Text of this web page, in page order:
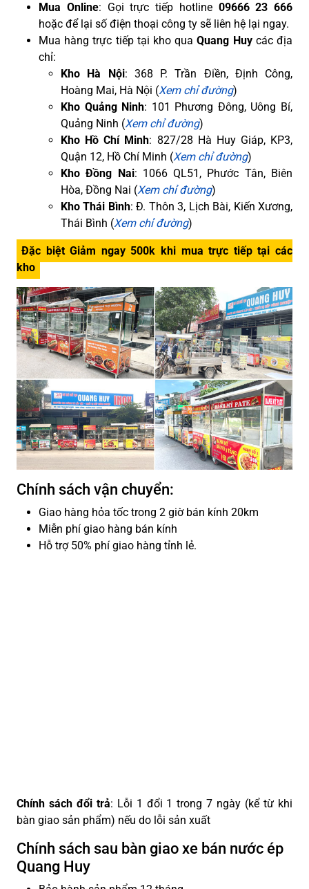
Mua Online: Gọi trực tiếp hotline 09666 23 666
hoặc để lại số điện thoại công ty sẽ liên hệ lại ngay.
Mua hàng trực tiếp tại kho quaQuang Huycác địa
chỉ:
Kho Hà Nội: 368 P. Trần Điền, Định Công,
Hoàng Mai, Hà Nội (Xem chỉ đường)
Kho Quảng Ninh: 101 Phương Đông, Uông Bí,
Quảng Ninh (Xem chỉ đường)
Kho Hồ Chí Minh: 827/28 Hà Huy Giáp, KP3,
Quận 12, Hồ Chí Minh (Xem chỉ đường)
Kho Đồng Nai: 1066 QL51, Phước Tân, Biên
Hòa, Đồng Nai (Xem chỉ đường)
Kho Thái Bình: Đ. Thôn 3, Lịch Bài, Kiến Xương,
Thái Bình (Xem chỉ đường)
Đặc biệt Giảm ngay 500k khi mua trực tiếp tại các
kho
Chính sách vận chuyển:
Giao hàng hỏa tốc trong 2 giờ bán kính 20km
Miễn phí giao hàng bán kính
Hỗ trợ 50% phí giao hàng tỉnh lẻ.
Chính sách đổi trả: Lỗi 1 đổi 1 trong 7 ngày (kể từ khi
bàn giao sản phẩm) nếu do lỗi sản xuất
Chính sách sau bàn giao xe bán nước ép
Quang Huy